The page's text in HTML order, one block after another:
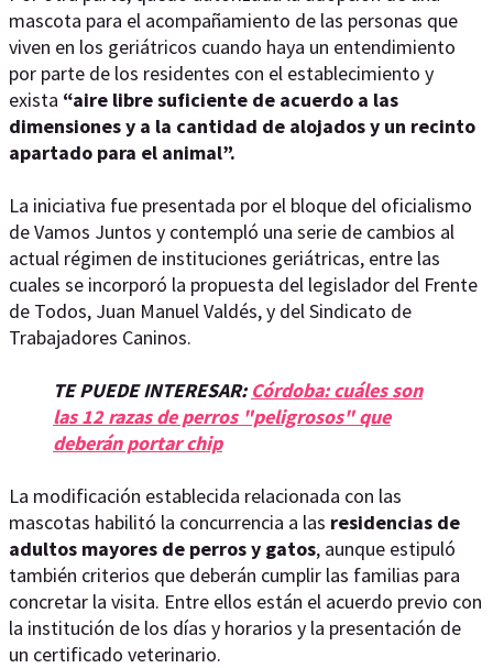
mascota para el acompañamiento de las personas que
viven en los geriátricos cuando haya un entendimiento
por parte de los residentes con el establecimiento y
exista “aire libre suficiente de acuerdo a las
dimensiones y a la cantidad de alojados y un recinto
apartado para el animal”.
La iniciativa fue presentada por el bloque del oficialismo
de Vamos Juntos y contempló una serie de cambios al
actual régimen de instituciones geriátricas, entre las
cuales se incorporó la propuesta del legislador del Frente
de Todos, Juan Manuel Valdés, y del Sindicato de
Trabajadores Caninos.
TE PUEDE INTERESAR:Córdoba: cuáles son
las 12 razas de perros "peligrosos" que
deberán portar chip
La modificación establecida relacionada con las
mascotas habilitó la concurrencia a las residencias de
adultos mayores de perros y gatos, aunque estipuló
también criterios que deberán cumplir las familias para
concretar la visita. Entre ellos están el acuerdo previo con
la institución de los días y horarios y la presentación de
un certificado veterinario.